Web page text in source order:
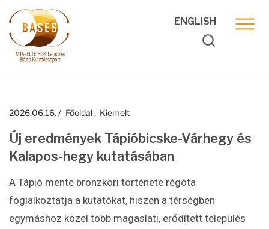
ENGLISH
2026.06.16. Főoldal Kiemelt
Új eredmények Tápióbicske-Várhegy és
Kalapos-hegy kutatásában
A Tápió mente bronzkori története régóta
foglalkoztatja a kutatókat, hiszen a térségben
egymáshoz közel több magaslati, erődített település